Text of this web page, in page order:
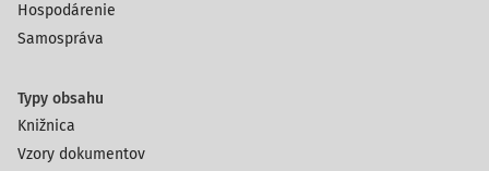
Hospodárenie
Samospráva
Typy obsahu
Knižnica
Vzory dokumentov